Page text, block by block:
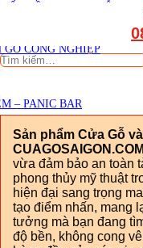
GỖ CÔNG NGHIỆP
– PANIC BAR
Tìm
Sản phẩm Cửa Gỗ
CUAGOSAIGON.COM
vừa đảm bảo an toàn
phong thủy mỹ thuật
hiện đại sang trọng
tạo điểm nhấn, mang
tưởng mà bạn đang
độ bền, không cong